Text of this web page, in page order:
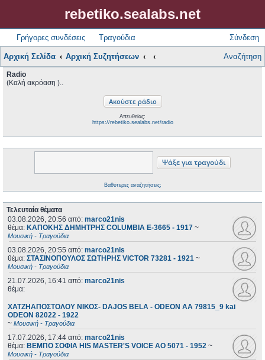
rebetiko.sealabs.net
Γρήγορες συνδέσεις Τραγούδια Σύνδεση
Αρχική Σελίδα Αρχική Συζητήσεων Αναζήτηση
Radio
(Καλή ακρόαση )..
Απευθείας:
https://rebetiko.sealabs.net/radio
Βαθύτερες αναζητήσεις;
Τελευταία θέματα
03.08.2026, 20:56 από: marco21nis
θέμα: ΚΑΠΟΚΗΣ ΔΗΜΗΤΡΗΣ COLUMBIA E-3665 - 1917 ~
Μουσική - Τραγούδια
03.08.2026, 20:55 από: marco21nis
θέμα: ΣΤΑΣΙΝΟΠΟΥΛΟΣ ΣΩΤΗΡΗΣ VICTOR 73281 - 1921 ~
Μουσική - Τραγούδια
21.07.2026, 16:41 από: marco21nis
θέμα:
ΧΑΤΖΗΑΠΟΣΤΟΛΟΥ ΝΙΚΟΣ- DAJOS BELA - ODEON AA 79815_9 kai
ODEON 82022 - 1922
~ Μουσική - Τραγούδια
17.07.2026, 17:44 από: marco21nis
θέμα: ΒΕΜΠΟ ΣΟΦΙΑ HIS MASTER'S VOICE AO 5071 - 1952 ~
Μουσική - Τραγούδια